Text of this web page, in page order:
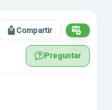
Compartir
Preguntar